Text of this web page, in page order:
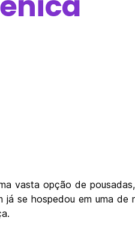
vasta opção de
se hospedou em uma